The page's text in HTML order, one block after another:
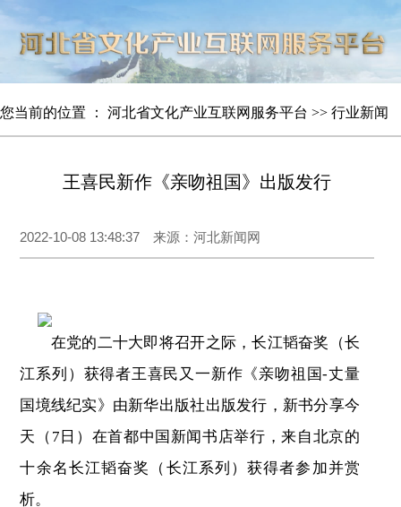
您当前的位置 ： 河北省文化产业互联网服务平台 >> 行业新闻
王喜民新作《亲吻祖国》出版发行
2022-10-08 13:48:37 来源：河北新闻网
在党的二十大即将召开之际，长江韬奋奖（长
江系列）获得者王喜民又一新作《亲吻祖国-丈量
国境线纪实》由新华出版社出版发行，新书分享今
天（7日）在首都中国新闻书店举行，来自北京的
十余名长江韬奋奖（长江系列）获得者参加并赏
析。